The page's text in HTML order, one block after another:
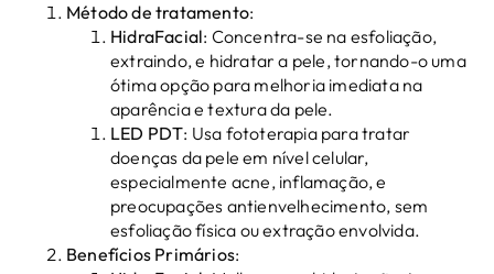
Método de tratamento:
HidraFacial: Concentra-se na esfoliação,
extraindo, e hidratar a pele, tornando-o uma
ótima opção para melhoria imediata na
aparência e textura da pele.
LED PDT: Usa fototerapia para tratar
doenças da pele em nível celular,
especialmente acne, inflamação, e
preocupações antienvelhecimento, sem
esfoliação física ou extração envolvida.
Benefícios Primários: